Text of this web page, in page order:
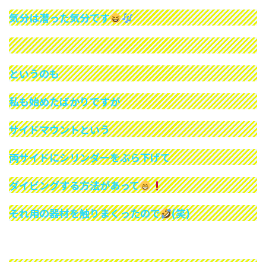
気分は潜った気分です
というのも
私も始めたばかりですが
サイドマウントという
両サイドにシリンダーをぶら下げて
ダイビングする方法があって
それ用の器材を触りまくったので
(笑)